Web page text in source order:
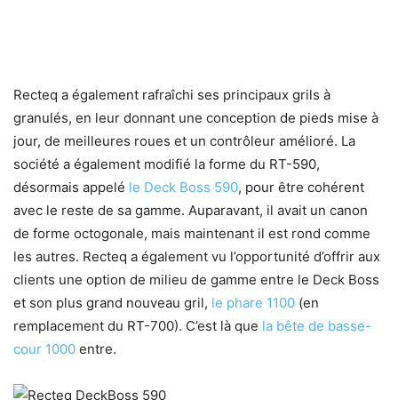
Recteq a également rafraîchi ses principaux grils à
granulés, en leur donnant une conception de pieds mise à
jour, de meilleures roues et un contrôleur amélioré. La
société a également modifié la forme du RT-590,
désormais appelé le Deck Boss 590, pour être cohérent
avec le reste de sa gamme. Auparavant, il avait un canon
de forme octogonale, mais maintenant il est rond comme
les autres. Recteq a également vu l’opportunité d’offrir aux
clients une option de milieu de gamme entre le Deck Boss
et son plus grand nouveau gril, le phare 1100 (en
remplacement du RT-700). C’est là que la bête de basse-
cour 1000 entre.